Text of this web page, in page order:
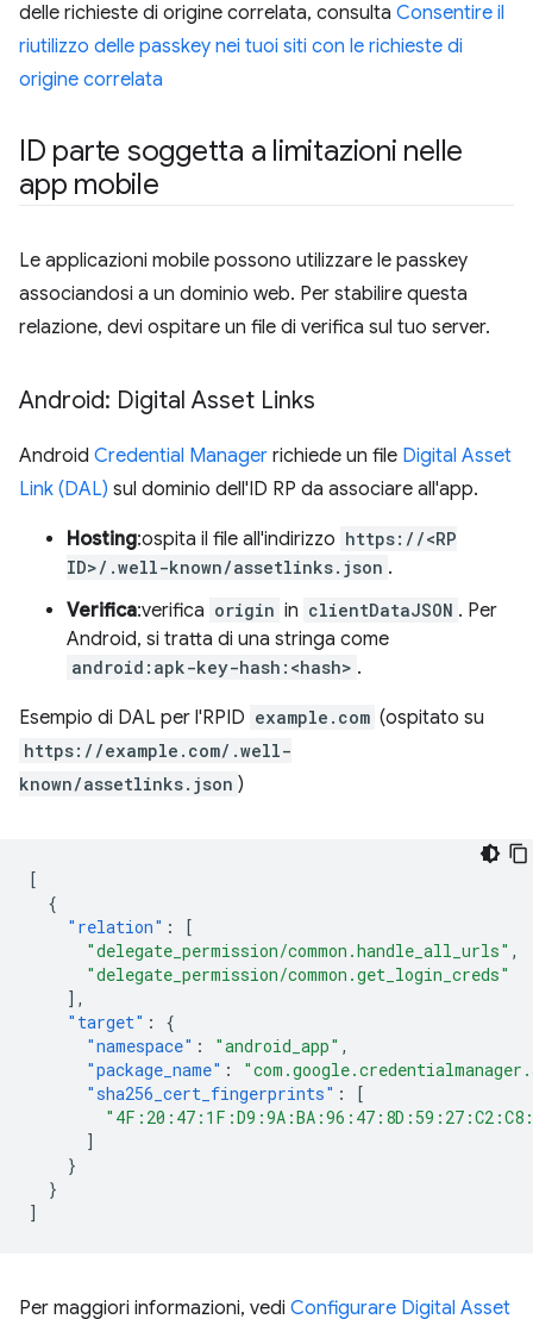
delle richieste di origine correlata, consulta Consentire il
riutilizzo delle passkey nei tuoi siti con le richieste di
origine correlata
ID parte soggetta a limitazioni nelle
app mobile
Le applicazioni mobile possono utilizzare le passkey
associandosi a un dominio web. Per stabilire questa
relazione, devi ospitare un file di verifica sul tuo server.
Android: Digital Asset Links
Android Credential Manager richiede un file Digital Asset
Link (DAL) sul dominio dell'ID RP da associare all'app.
Hosting:ospita il file all'indirizzo https://<RP
ID>/.well-known/assetlinks.json .
Verifica:verifica origin in clientDataJSON . Per
Android, si tratta di una stringa come
android:apk-key-hash:<hash> .
Esempio di DAL per l'RPID example.com (ospitato su
https://example.com/.well-
known/assetlinks.json )
[
{
"relation" :
[
"delegate_permission/common.handle_all_urls" ,
"delegate_permission/common.get_login_creds"
],
"target" :
{
"namespace" : "android_app" ,
"package_name" :
"sha256_cert_fingerprints" :
[
]
}
}
]
Per maggiori informazioni, vedi Configurare Digital Asset